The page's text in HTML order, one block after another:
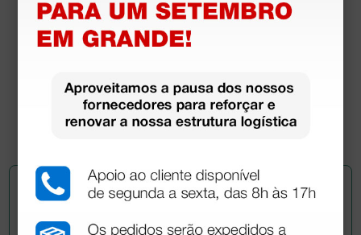
Estetoscópio Littmann Classic III - 5622 - azul
marinho
88,04 €124,00 €
(Preço sem IVA)
1 unidade